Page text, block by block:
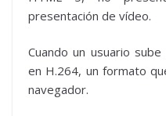
presentación de vídeo.
Cuando un usuario
en H.264, un formato
navegador.